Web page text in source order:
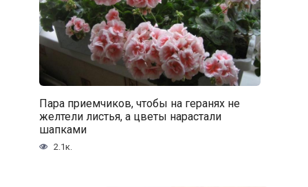
Пара приемчиков, чтобы на геранях не
желтели листья, а цветы нарастали
шапками
2.1к.